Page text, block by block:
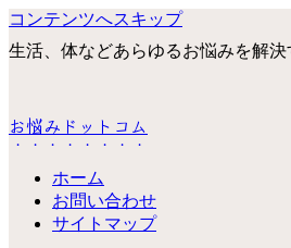
コンテンツへスキップ
生活、体などあらゆるお悩みを解決
お悩みドットコム
ホーム
お問い合わせ
サイトマップ